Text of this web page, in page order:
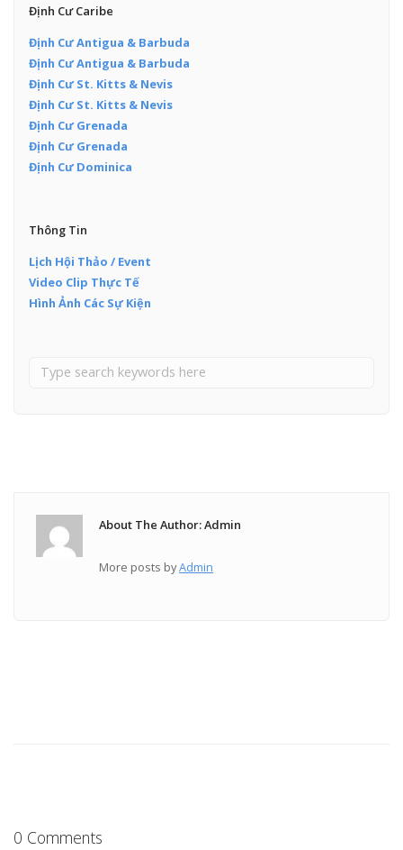
Định Cư Caribe
Định Cư Antigua & Barbuda
Định Cư Antigua & Barbuda
Định Cư St. Kitts & Nevis
Định Cư St. Kitts & Nevis
Định Cư Grenada
Định Cư Grenada
Định Cư Dominica
Thông Tin
Lịch Hội Thảo / Event
Video Clip Thực Tế
Hình Ảnh Các Sự Kiện
About The Author: Admin
More posts byAdmin
0 Comments